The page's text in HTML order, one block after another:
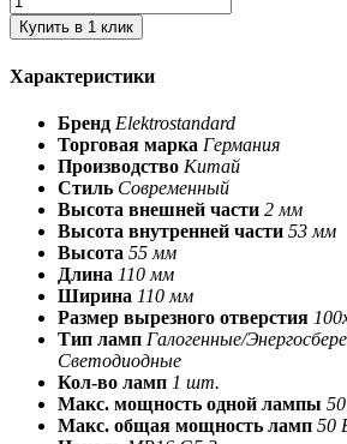
Купить в 1 клик
Характеристики
Бренд Elektrostandard
Торговая марка Германия
Производство Китай
Стиль Современный
Высота внешней части 2 мм
Высота внутренней части 53 мм
Высота 55 мм
Длина 110 мм
Ширина 110 мм
Размер вырезного отверстия
Тип ламп Галогенные/
Светодиодные
Кол-во ламп 1 шт.
Макс. мощность одной лампы
Макс. общая мощность ламп 50